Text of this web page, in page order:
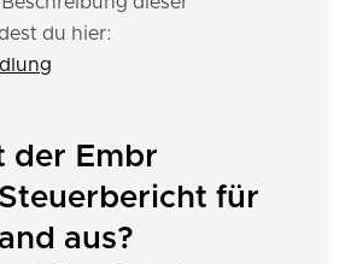
du hier:
der Embr
für
aus?